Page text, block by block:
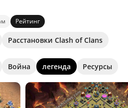
Рейтинг
Расстановки Clash of Clans
Война легенда Ресурсы